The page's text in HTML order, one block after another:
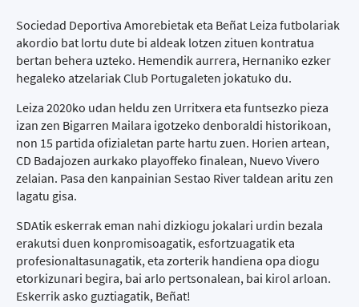
Sociedad Deportiva Amorebietak eta Beñat Leiza futbolariak
akordio bat lortu dute bi aldeak lotzen zituen kontratua
bertan behera uzteko. Hemendik aurrera, Hernaniko ezker
hegaleko atzelariak Club Portugaleten jokatuko du.
Leiza 2020ko udan heldu zen Urritxera eta funtsezko pieza
izan zen Bigarren Mailara igotzeko denboraldi historikoan,
non 15 partida ofizialetan parte hartu zuen. Horien artean,
CD Badajozen aurkako playoffeko finalean, Nuevo Vivero
zelaian. Pasa den kanpainian Sestao River taldean aritu zen
lagatu gisa.
SDAtik eskerrak eman nahi dizkiogu jokalari urdin bezala
erakutsi duen konpromisoagatik, esfortzuagatik eta
profesionaltasunagatik, eta zorterik handiena opa diogu
etorkizunari begira, bai arlo pertsonalean, bai kirol arloan.
Eskerrik asko guztiagatik, Beñat!